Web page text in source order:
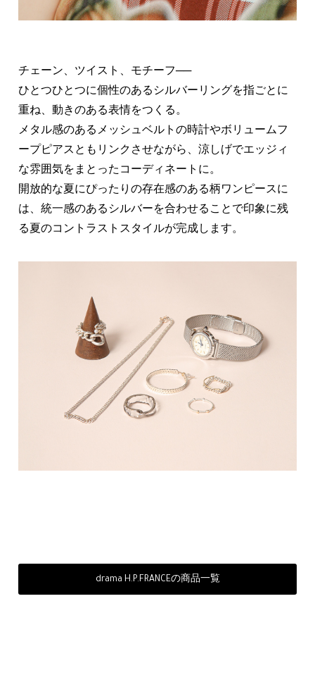
チェーン、ツイスト、モチーフ──
ひとつひとつに個性のあるシルバーリングを指ごとに
重ね、動きのある表情をつくる。
メタル感のあるメッシュベルトの時計やボリュームフ
ープピアスともリンクさせながら、涼しげでエッジィ
な雰囲気をまとったコーディネートに。
開放的な夏にぴったりの存在感のある柄ワンピースに
は、統一感のあるシルバーを合わせることで印象に残
る夏のコントラストスタイルが完成します。
drama H.P.FRANCEの商品一覧